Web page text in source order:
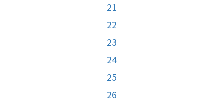
21
22
23
24
25
26